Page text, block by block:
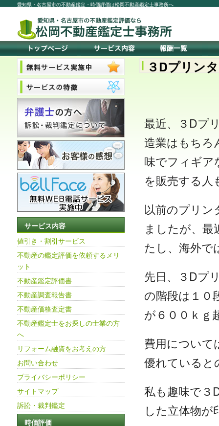
愛知県・名古屋市の不動産鑑定・時価評価は松岡不動産鑑定士事務所へ
３Dプリン
最近、３Dプ
造業はもちろ
味でフィギア
を販売する人
以前のプリン
ましたが、
たし、海外で
先日、３Dプ
の階段は１０
が６００ｋｇ
費用について
優れていると
私も趣味で３
した立体物
サービス内容
値引き・割引サービス
不動産の鑑定評価を依頼するメリ
ット
不動産鑑定評価書
不動産調査報告書
不動産価格査定書
不動産鑑定士をお探しの士業の方
へ
リフォーム融資をお考えの方
お問い合わせ
プライバシーポリシー
サイトマップ
訴訟・裁判鑑定
時価評価